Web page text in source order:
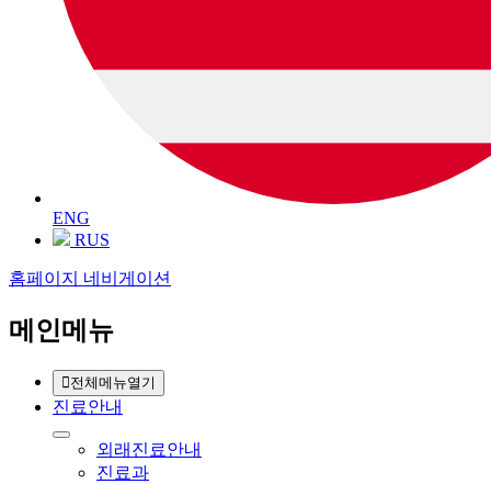
ENG
RUS
홈페이지 네비게이션
메인메뉴
전체메뉴열기
진료안내
외래진료안내
진료과